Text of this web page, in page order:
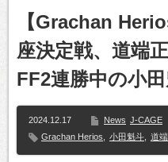
【Grachan
座決定戦、道端
FF2連勝中の小
2024.12.17 News J-CAGE
Grachan Herios
小田魁斗 道